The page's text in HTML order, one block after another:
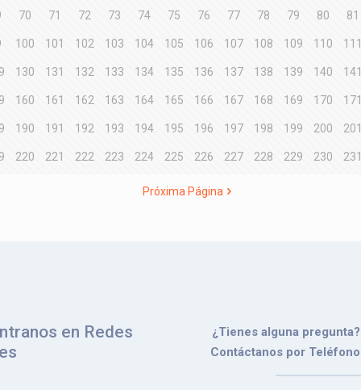
70 71 72 73 74 75 76 77 78 79 80 81
100 101 102 103 104 105 106 107 108 109 110 111
130 131 132 133 134 135 136 137 138 139 140 141
160 161 162 163 164 165 166 167 168 169 170 171
190 191 192 193 194 195 196 197 198 199 200 201
220 221 222 223 224 225 226 227 228 229 230 231
Próxima Página
en Redes
¿Tienes alguna pregunta?
Contáctanos por Teléfono